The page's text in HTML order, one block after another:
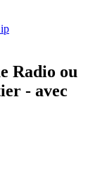
Radio ou
- avec